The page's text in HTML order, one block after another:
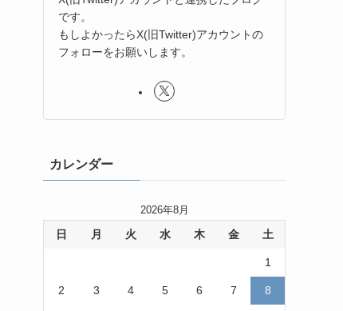
です。
もしよかったらX(旧Twitter)アカウントの
フォローをお願いします。
カレンダー
2026年8月
日 月 火 水 木 金 土
1
2 3 4 5 6 7 8